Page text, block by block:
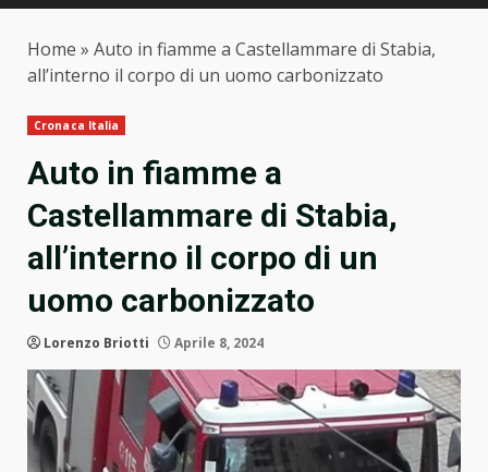
Home » Auto in fiamme a Castellammare di Stabia,
all’interno il corpo di un uomo carbonizzato
Cronaca Italia
Auto in fiamme a
Castellammare di Stabia,
all’interno il corpo di un
uomo carbonizzato
Lorenzo Briotti Aprile 8, 2024